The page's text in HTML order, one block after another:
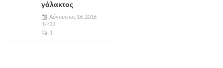
γάλακτος
Αύγουστος 16, 2016
14:22
1